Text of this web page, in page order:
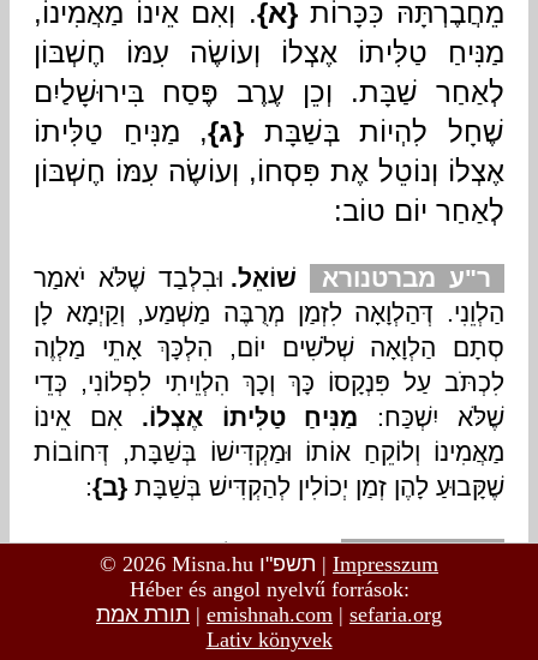
© 2026 Misna.hu תשפ"ו | Impresszum
Héber és angol nyelvű források:
תורת אמת | emishnah.com | sefaria.org
Lativ könyvek